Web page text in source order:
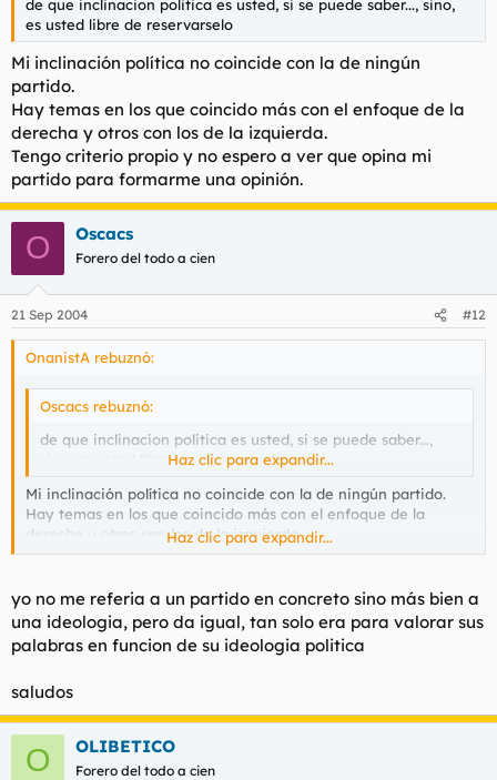
de que inclinacion politica es usted, si se puede saber..., sino,
es usted libre de reservarselo
Mi inclinación política no coincide con la de ningún
partido.
Hay temas en los que coincido más con el enfoque de la
derecha y otros con los de la izquierda.
Tengo criterio propio y no espero a ver que opina mi
partido para formarme una opinión.
O Oscacs
Forero del todo a cien
21 Sep 2004 #12
OnanistA rebuznó:
Oscacs rebuznó:
de que inclinacion politica es usted, si se puede saber...,
sino, es usted libre de reservarselo
Haz clic para expandir...
Mi inclinación política no coincide con la de ningún partido.
Hay temas en los que coincido más con el enfoque de la
derecha y otros con los de la izquierda.
Tengo criterio propio y no espero a ver que opina mi partido
Haz clic para expandir...
yo no me referia a un partido en concreto sino más bien a
una ideologia, pero da igual, tan solo era para valorar sus
palabras en funcion de su ideologia politica
saludos
O OLIBETICO
Forero del todo a cien